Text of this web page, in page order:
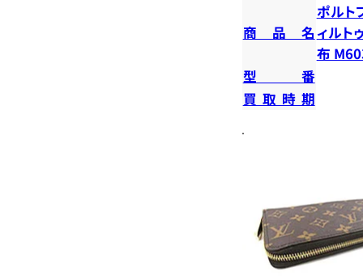
商品名
ポルト
ィルト
布
型番
買取時期